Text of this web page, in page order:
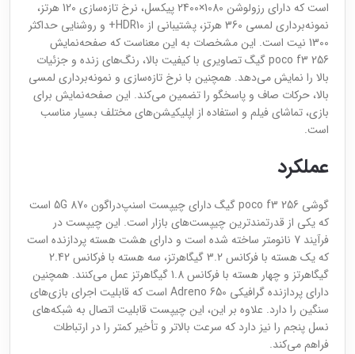
است که دارای رزولوشن 1080×2400 پیکسل، نرخ تازه‌سازی 120 هرتز،
نمونه‌برداری لمسی 360 هرتز، پشتیبانی از HDR10+ و روشنایی حداکثر
1300 نیت است. این مشخصات به این معناست که صفحه‌نمایش
poco f3 256 گیگ تصاویری با کیفیت بالا، رنگ‌های زنده و جزئیات
بالا را نمایش می‌دهد. همچنین با نرخ تازه‌سازی و نمونه‌برداری لمسی
بالا، حرکات صاف و پاسخگو را تضمین می‌کند. این صفحه‌نمایش برای
بازی، تماشای فیلم و استفاده از اپلیکیشن‌های مختلف بسیار مناسب
است.
عملکرد
گوشی poco f3 256 گیگ دارای چیپست اسنپ‌دراگون 870 5G است
که یکی از قدرتمندترین چیپست‌های بازار است. این چیپست در
فرآیند 7 نانومتر ساخته شده است و دارای هشت هسته پردازنده است
که یک هسته با فرکانس 3.2 گیگاهرتز، سه هسته با فرکانس 2.42
گیگاهرتز و چهار هسته با فرکانس 1.8 گیگاهرتز عمل می‌کنند. همچنین
دارای پردازنده گرافیکی Adreno 650 است که قابلیت اجرای بازی‌های
سنگین را دارد. علاوه بر این، این چیپست قابلیت اتصال به شبکه‌های
نسل پنجم را نیز دارد که سرعت بالاتر و تأخیر کمتر را در ارتباطات
فراهم می‌کند.